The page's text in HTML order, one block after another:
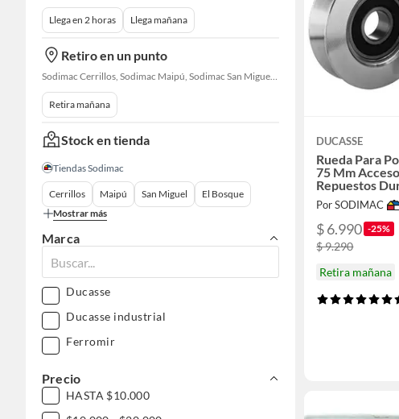
Llega en 2 horas Llega mañana
Retiro en un punto
Sodimac Cerrillos, Sodimac Maipú, Sodimac San Miguel, Sodimac El Bosque, Sodimac San Bernardo, Constructor Cantagallo, Sodimac Talagante, Sodimac San Fernando
Retira mañana
Stock en tienda
Tiendas Sodimac
Cerrillos Maipú San Miguel
El Bosque
Mostrar más
Marca
Ducasse
Ducasse industrial
Ferromir
Precio
HASTA $10.000
DUCASSE
Rueda Para
75 Mm
Repuestos
Por SODIMAC
$ 6.990 -25%
$ 9.290
Retira mañana